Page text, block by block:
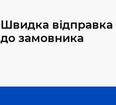
Швидка відправка
до замовника